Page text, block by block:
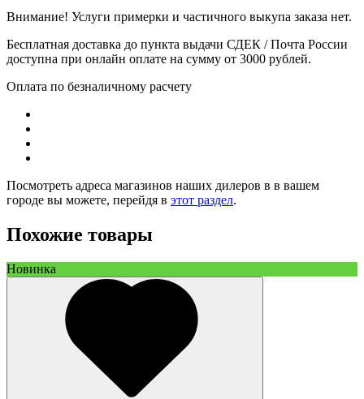
Внимание! Услуги примерки и частичного выкупа заказа нет.
Бесплатная доставка до пункта выдачи СДЕК / Почта России
доступна при онлайн оплате на сумму от 3000 рублей.
Оплата по безналичному расчету
Посмотреть адреса магазинов наших дилеров в в вашем
городе вы можете, перейдя в этот раздел.
Похожие товары
Новинка